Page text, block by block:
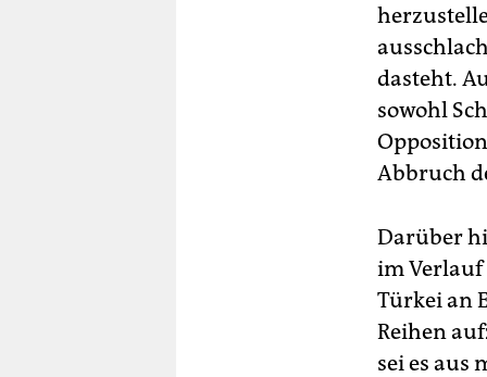
dasteht.
sowohl
Abbruch
Darüber
im Verlauf
Türkei an
Reihen
sei es aus